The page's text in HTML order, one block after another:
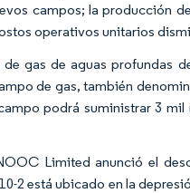
campos; la producción
operativos unitarios
gas de aguas profundas
de gas, también
podrá suministrar 3
Limited anunció el
2 está ubicado en la